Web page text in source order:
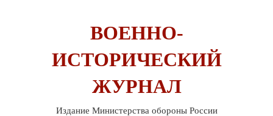
ВОЕННО-
ИСТОРИЧЕСКИЙ
ЖУРНАЛ
Издание Министерства обороны России